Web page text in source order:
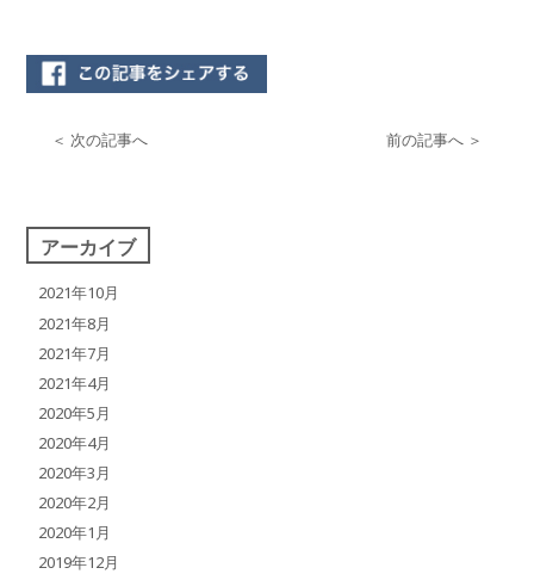
＜ 次の記事へ 前の記事へ ＞
アーカイブ
2021年10月
2021年8月
2021年7月
2021年4月
2020年5月
2020年4月
2020年3月
2020年2月
2020年1月
2019年12月